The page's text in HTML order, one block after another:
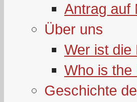
Antrag auf
Über uns
Wer ist die
Who is the
Geschichte